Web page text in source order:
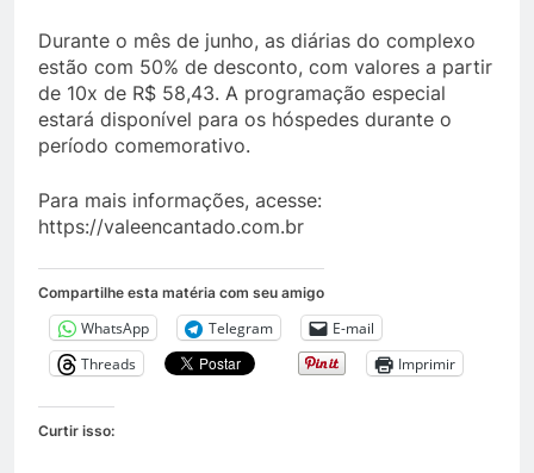
Durante o mês de junho, as diárias do complexo
estão com 50% de desconto, com valores a partir
de 10x de R$ 58,43. A programação especial
estará disponível para os hóspedes durante o
período comemorativo.
Para mais informações, acesse:
https://valeencantado.com.br
Compartilhe esta matéria com seu amigo
WhatsApp Telegram
E-mail
Threads
Imprimir
Curtir isso: